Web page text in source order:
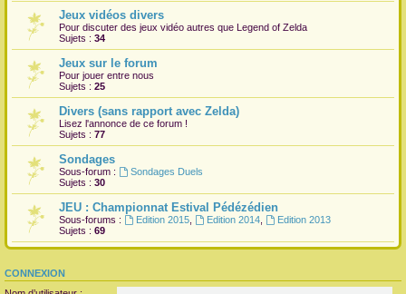
Jeux vidéos divers
Pour discuter des jeux vidéo autres que Legend of Zelda
Sujets : 34
Jeux sur le forum
Pour jouer entre nous
Sujets : 25
Divers (sans rapport avec Zelda)
Lisez l'annonce de ce forum !
Sujets : 77
Sondages
Sous-forum :
Sondages Duels
Sujets : 30
JEU : Championnat Estival Pédézédien
Sous-forums : Edition 2015, Edition 2014,
Edition 2013
Sujets : 69
CONNEXION